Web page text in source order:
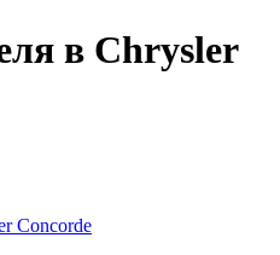
в Chrysler
Concorde